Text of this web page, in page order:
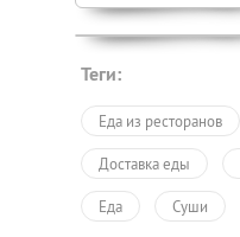
Теги:
Еда из ресторанов
Доставка еды
Еда Суши